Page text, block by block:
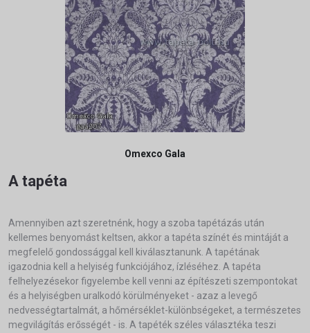
Omexco Gala
A tapéta
Amennyiben azt szeretnénk, hogy a szoba tapétázás után
kellemes benyomást keltsen, akkor a tapéta színét és mintáját a
megfelelő gondossággal kell kiválasztanunk. A tapétának
igazodnia kell a helyiség funkciójához, ízléséhez. A tapéta
felhelyezésekor figyelembe kell venni az építészeti szempontokat
és a helyiségben uralkodó körülményeket - azaz a levegő
nedvességtartalmát, a hőmérséklet-különbségeket, a természetes
megvilágítás erősségét - is. A tapéték széles választéka teszi